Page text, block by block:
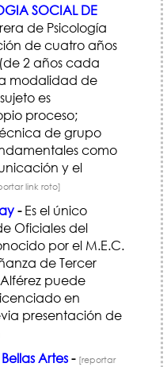
SOCIAL DE
de Psicología
de cuatro años
2 años cada
modalidad de
es
proceso;
de grupo
como
y el
link roto]
-Es el único
Oficiales del
por el M.E.C.
de Tercer
puede
en
presentación de
Artes- [reportar